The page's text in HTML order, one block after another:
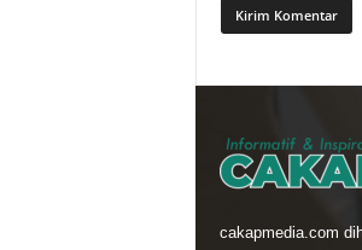
cakapmedia.com